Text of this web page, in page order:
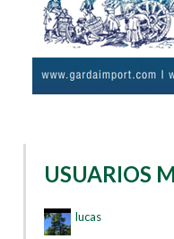
USUARIOS
lucas